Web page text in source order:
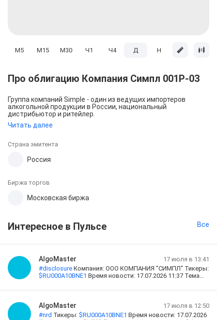
M5 M15 M30 Ч1 Ч4 Д H Мес
Про облигацию Компания Симпл 001Р-03
Группа компаний Simple - один из ведущих импортеров
алкогольной продукции в России, национальный
дистрибьютор и ритейлер.
Читать далее
Страна эмитента
Россия
Биржа торгов
Московская биржа
Интересное в Пульсе Все
AlgoMaster
17 июля в 13:41
#disclosure Компания: ООО КОМПАНИЯ "СИМПЛ" Тикеры:
$RU000A10BNE1 Время новости: 17.07.2026 11:37 Тема
причитающиеся владельцам ценных бумаг эмитента
EventId=7iruMfMI-C0mHNQSKv3YYjQ-B-B&q=Резюме: ООО
«СИМПЛ» выплатило купонный доход по облигациям
AlgoMaster
17 июля в 12:50
#nrd Тикеры: $RU000A10BNE1 Время новости: 17.07.2026